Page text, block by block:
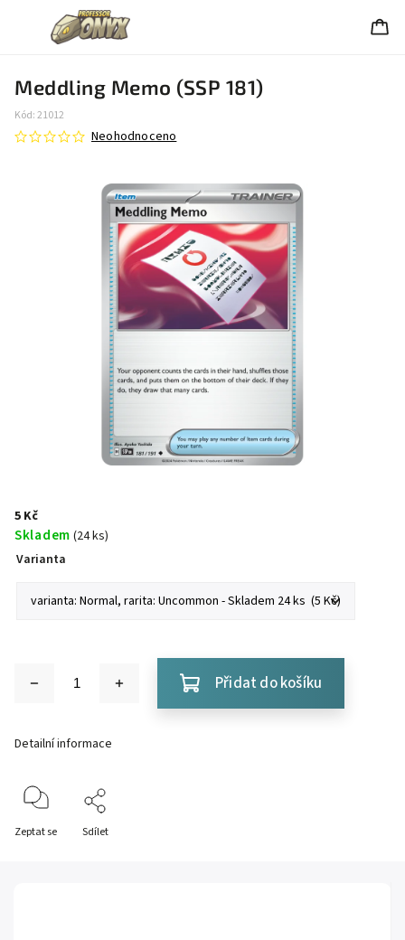
Meddling Memo (SSP 181)
Kód:21012
Neohodnoceno
5 Kč
Skladem (24 ks)
Varianta
Přidat do košíku
Detailní informace
Zeptat se Sdílet